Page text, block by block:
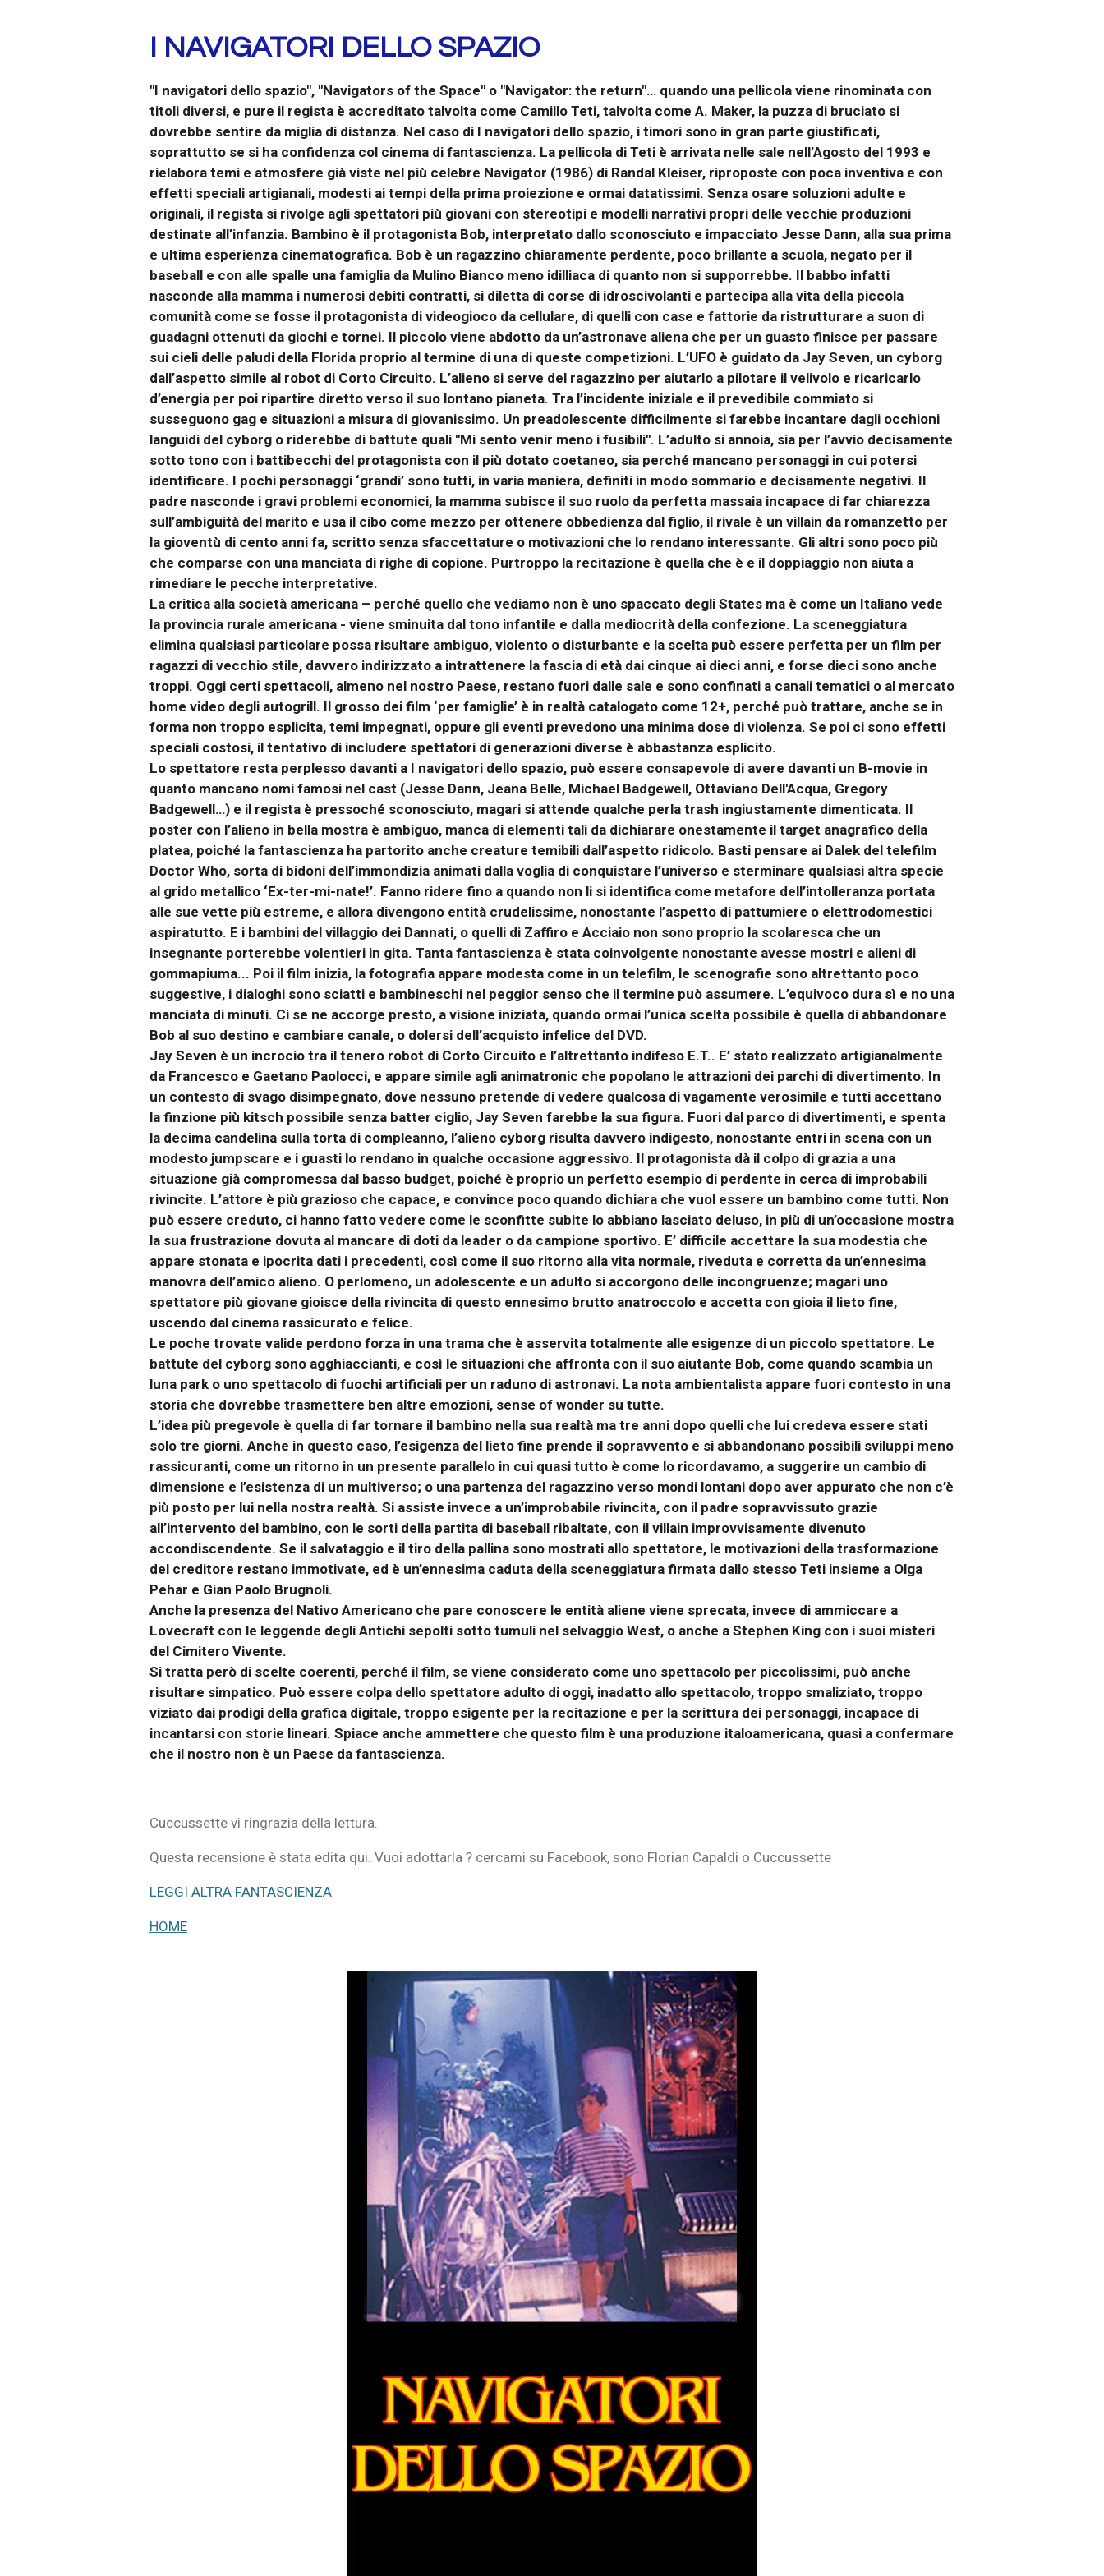
I NAVIGATORI DELLO SPAZIO
"I navigatori dello spazio", "Navigators of the Space" o "Navigator: the return"… quando una pellicola viene rinominata con
titoli diversi, e pure il regista è accreditato talvolta come Camillo Teti, talvolta come A. Maker, la puzza di bruciato si
dovrebbe sentire da miglia di distanza. Nel caso di I navigatori dello spazio, i timori sono in gran parte giustificati,
soprattutto se si ha confidenza col cinema di fantascienza. La pellicola di Teti è arrivata nelle sale nell’Agosto del 1993 e
rielabora temi e atmosfere già viste nel più celebre Navigator (1986) di Randal Kleiser, riproposte con poca inventiva e con
effetti speciali artigianali, modesti ai tempi della prima proiezione e ormai datatissimi. Senza osare soluzioni adulte e
originali, il regista si rivolge agli spettatori più giovani con stereotipi e modelli narrativi propri delle vecchie produzioni
destinate all’infanzia. Bambino è il protagonista Bob, interpretato dallo sconosciuto e impacciato Jesse Dann, alla sua prima
e ultima esperienza cinematografica. Bob è un ragazzino chiaramente perdente, poco brillante a scuola, negato per il
baseball e con alle spalle una famiglia da Mulino Bianco meno idilliaca di quanto non si supporrebbe. Il babbo infatti
nasconde alla mamma i numerosi debiti contratti, si diletta di corse di idroscivolanti e partecipa alla vita della piccola
comunità come se fosse il protagonista di videogioco da cellulare, di quelli con case e fattorie da ristrutturare a suon di
guadagni ottenuti da giochi e tornei. Il piccolo viene abdotto da un’astronave aliena che per un guasto finisce per passare
sui cieli delle paludi della Florida proprio al termine di una di queste competizioni. L’UFO è guidato da Jay Seven, un cyborg
dall’aspetto simile al robot di Corto Circuito. L’alieno si serve del ragazzino per aiutarlo a pilotare il velivolo e ricaricarlo
d’energia per poi ripartire diretto verso il suo lontano pianeta. Tra l’incidente iniziale e il prevedibile commiato si
susseguono gag e situazioni a misura di giovanissimo. Un preadolescente difficilmente si farebbe incantare dagli occhioni
languidi del cyborg o riderebbe di battute quali "Mi sento venir meno i fusibili". L’adulto si annoia, sia per l’avvio decisamente
sotto tono con i battibecchi del protagonista con il più dotato coetaneo, sia perché mancano personaggi in cui potersi
identificare. I pochi personaggi ‘grandi’ sono tutti, in varia maniera, definiti in modo sommario e decisamente negativi. Il
padre nasconde i gravi problemi economici, la mamma subisce il suo ruolo da perfetta massaia incapace di far chiarezza
sull’ambiguità del marito e usa il cibo come mezzo per ottenere obbedienza dal figlio, il rivale è un villain da romanzetto per
la gioventù di cento anni fa, scritto senza sfaccettature o motivazioni che lo rendano interessante. Gli altri sono poco più
che comparse con una manciata di righe di copione. Purtroppo la recitazione è quella che è e il doppiaggio non aiuta a
rimediare le pecche interpretative.
La critica alla società americana – perché quello che vediamo non è uno spaccato degli States ma è come un Italiano vede
la provincia rurale americana - viene sminuita dal tono infantile e dalla mediocrità della confezione. La sceneggiatura
elimina qualsiasi particolare possa risultare ambiguo, violento o disturbante e la scelta può essere perfetta per un film per
ragazzi di vecchio stile, davvero indirizzato a intrattenere la fascia di età dai cinque ai dieci anni, e forse dieci sono anche
troppi. Oggi certi spettacoli, almeno nel nostro Paese, restano fuori dalle sale e sono confinati a canali tematici o al mercato
home video degli autogrill. Il grosso dei film ‘per famiglie’ è in realtà catalogato come 12+, perché può trattare, anche se in
forma non troppo esplicita, temi impegnati, oppure gli eventi prevedono una minima dose di violenza. Se poi ci sono effetti
speciali costosi, il tentativo di includere spettatori di generazioni diverse è abbastanza esplicito.
Lo spettatore resta perplesso davanti a I navigatori dello spazio, può essere consapevole di avere davanti un B-movie in
quanto mancano nomi famosi nel cast (Jesse Dann, Jeana Belle, Michael Badgewell, Ottaviano Dell'Acqua, Gregory
Badgewell…) e il regista è pressoché sconosciuto, magari si attende qualche perla trash ingiustamente dimenticata. Il
poster con l’alieno in bella mostra è ambiguo, manca di elementi tali da dichiarare onestamente il target anagrafico della
platea, poiché la fantascienza ha partorito anche creature temibili dall’aspetto ridicolo. Basti pensare ai Dalek del telefilm
Doctor Who, sorta di bidoni dell’immondizia animati dalla voglia di conquistare l’universo e sterminare qualsiasi altra specie
al grido metallico ‘Ex-ter-mi-nate!’. Fanno ridere fino a quando non li si identifica come metafore dell’intolleranza portata
alle sue vette più estreme, e allora divengono entità crudelissime, nonostante l’aspetto di pattumiere o elettrodomestici
aspiratutto. E i bambini del villaggio dei Dannati, o quelli di Zaffiro e Acciaio non sono proprio la scolaresca che un
insegnante porterebbe volentieri in gita. Tanta fantascienza è stata coinvolgente nonostante avesse mostri e alieni di
gommapiuma... Poi il film inizia, la fotografia appare modesta come in un telefilm, le scenografie sono altrettanto poco
suggestive, i dialoghi sono sciatti e bambineschi nel peggior senso che il termine può assumere. L’equivoco dura sì e no una
manciata di minuti. Ci se ne accorge presto, a visione iniziata, quando ormai l’unica scelta possibile è quella di abbandonare
Bob al suo destino e cambiare canale, o dolersi dell’acquisto infelice del DVD.
Jay Seven è un incrocio tra il tenero robot di Corto Circuito e l’altrettanto indifeso E.T.. E’ stato realizzato artigianalmente
da Francesco e Gaetano Paolocci, e appare simile agli animatronic che popolano le attrazioni dei parchi di divertimento. In
un contesto di svago disimpegnato, dove nessuno pretende di vedere qualcosa di vagamente verosimile e tutti accettano
la finzione più kitsch possibile senza batter ciglio, Jay Seven farebbe la sua figura. Fuori dal parco di divertimenti, e spenta
la decima candelina sulla torta di compleanno, l’alieno cyborg risulta davvero indigesto, nonostante entri in scena con un
modesto jumpscare e i guasti lo rendano in qualche occasione aggressivo. Il protagonista dà il colpo di grazia a una
situazione già compromessa dal basso budget, poiché è proprio un perfetto esempio di perdente in cerca di improbabili
rivincite. L’attore è più grazioso che capace, e convince poco quando dichiara che vuol essere un bambino come tutti. Non
può essere creduto, ci hanno fatto vedere come le sconfitte subite lo abbiano lasciato deluso, in più di un’occasione mostra
la sua frustrazione dovuta al mancare di doti da leader o da campione sportivo. E’ difficile accettare la sua modestia che
appare stonata e ipocrita dati i precedenti, così come il suo ritorno alla vita normale, riveduta e corretta da un’ennesima
manovra dell’amico alieno. O perlomeno, un adolescente e un adulto si accorgono delle incongruenze; magari uno
spettatore più giovane gioisce della rivincita di questo ennesimo brutto anatroccolo e accetta con gioia il lieto fine,
uscendo dal cinema rassicurato e felice.
Le poche trovate valide perdono forza in una trama che è asservita totalmente alle esigenze di un piccolo spettatore. Le
battute del cyborg sono agghiaccianti, e così le situazioni che affronta con il suo aiutante Bob, come quando scambia un
luna park o uno spettacolo di fuochi artificiali per un raduno di astronavi. La nota ambientalista appare fuori contesto in una
storia che dovrebbe trasmettere ben altre emozioni, sense of wonder su tutte.
L’idea più pregevole è quella di far tornare il bambino nella sua realtà ma tre anni dopo quelli che lui credeva essere stati
solo tre giorni. Anche in questo caso, l’esigenza del lieto fine prende il sopravvento e si abbandonano possibili sviluppi meno
rassicuranti, come un ritorno in un presente parallelo in cui quasi tutto è come lo ricordavamo, a suggerire un cambio di
dimensione e l’esistenza di un multiverso; o una partenza del ragazzino verso mondi lontani dopo aver appurato che non c’è
più posto per lui nella nostra realtà. Si assiste invece a un’improbabile rivincita, con il padre sopravvissuto grazie
all’intervento del bambino, con le sorti della partita di baseball ribaltate, con il villain improvvisamente divenuto
accondiscendente. Se il salvataggio e il tiro della pallina sono mostrati allo spettatore, le motivazioni della trasformazione
del creditore restano immotivate, ed è un’ennesima caduta della sceneggiatura firmata dallo stesso Teti insieme a Olga
Pehar e Gian Paolo Brugnoli.
Anche la presenza del Nativo Americano che pare conoscere le entità aliene viene sprecata, invece di ammiccare a
Lovecraft con le leggende degli Antichi sepolti sotto tumuli nel selvaggio West, o anche a Stephen King con i suoi misteri
del Cimitero Vivente.
Si tratta però di scelte coerenti, perché il film, se viene considerato come uno spettacolo per piccolissimi, può anche
risultare simpatico. Può essere colpa dello spettatore adulto di oggi, inadatto allo spettacolo, troppo smaliziato, troppo
viziato dai prodigi della grafica digitale, troppo esigente per la recitazione e per la scrittura dei personaggi, incapace di
incantarsi con storie lineari. Spiace anche ammettere che questo film è una produzione italoamericana, quasi a confermare
che il nostro non è un Paese da fantascienza.
Cuccussette vi ringrazia della lettura.
Questa recensione è stata edita qui. Vuoi adottarla ? cercami su Facebook, sono Florian Capaldi o Cuccussette
LEGGI ALTRA FANTASCIENZA
HOME